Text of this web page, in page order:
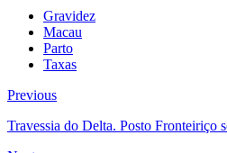
Gravidez
Macau
Parto
Taxas
Previous
Travessia do Delta. Posto Fronteiriço